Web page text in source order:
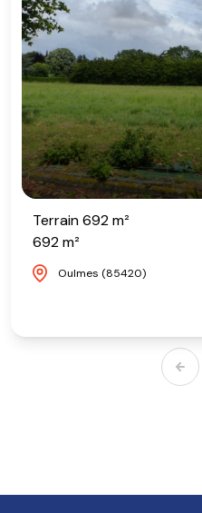
Terrain 692 m²
692 m²
Oulmes (85420)